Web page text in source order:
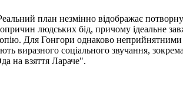
план незмінно відображає
людських бід, причому ідеальне
Для Гонгори однаково неприйнятними
виразного соціального звучання,
на взяття Лараче".